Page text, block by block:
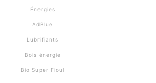
Énergies
AdBlue
Lubrifiants
Bois énergie
Bio Super Fioul